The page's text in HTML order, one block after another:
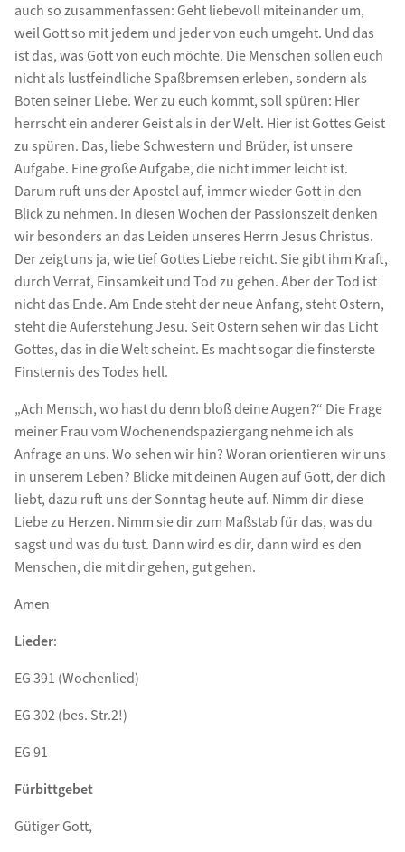
auch so zusammenfassen: Geht liebevoll miteinander um,
weil Gott so mit jedem und jeder von euch umgeht. Und das
ist das, was Gott von euch möchte. Die Menschen sollen euch
nicht als lustfeindliche Spaßbremsen erleben, sondern als
Boten seiner Liebe. Wer zu euch kommt, soll spüren: Hier
herrscht ein anderer Geist als in der Welt. Hier ist Gottes Geist
zu spüren. Das, liebe Schwestern und Brüder, ist unsere
Aufgabe. Eine große Aufgabe, die nicht immer leicht ist.
Darum ruft uns der Apostel auf, immer wieder Gott in den
Blick zu nehmen. In diesen Wochen der Passionszeit denken
wir besonders an das Leiden unseres Herrn Jesus Christus.
Der zeigt uns ja, wie tief Gottes Liebe reicht. Sie gibt ihm Kraft,
durch Verrat, Einsamkeit und Tod zu gehen. Aber der Tod ist
nicht das Ende. Am Ende steht der neue Anfang, steht Ostern,
steht die Auferstehung Jesu. Seit Ostern sehen wir das Licht
Gottes, das in die Welt scheint. Es macht sogar die finsterste
Finsternis des Todes hell.
„Ach Mensch, wo hast du denn bloß deine Augen?“ Die Frage
meiner Frau vom Wochenendspaziergang nehme ich als
Anfrage an uns. Wo sehen wir hin? Woran orientieren wir uns
in unserem Leben? Blicke mit deinen Augen auf Gott, der dich
liebt, dazu ruft uns der Sonntag heute auf. Nimm dir diese
Liebe zu Herzen. Nimm sie dir zum Maßstab für das, was du
sagst und was du tust. Dann wird es dir, dann wird es den
Menschen, die mit dir gehen, gut gehen.
Amen
Lieder:
EG 391 (Wochenlied)
EG 302 (bes. Str.2!)
EG 91
Fürbittgebet
Gütiger Gott,